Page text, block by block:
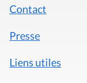
Contact
Presse
Liens utiles